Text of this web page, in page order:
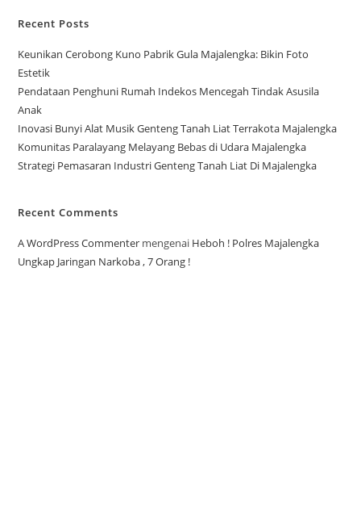
Recent Posts
Keunikan Cerobong Kuno Pabrik Gula Majalengka: Bikin Foto
Estetik
Pendataan Penghuni Rumah Indekos Mencegah Tindak Asusila
Anak
Inovasi Bunyi Alat Musik Genteng Tanah Liat Terrakota Majalengka
Komunitas Paralayang Melayang Bebas di Udara Majalengka
Strategi Pemasaran Industri Genteng Tanah Liat Di Majalengka
Recent Comments
A WordPress Commenter mengenai Heboh ! Polres Majalengka
Ungkap Jaringan Narkoba , 7 Orang !